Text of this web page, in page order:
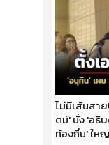
ไม่มีเส้นสา
ตม์' นั่ง 'อธิ
ท้องถิ่น' ให